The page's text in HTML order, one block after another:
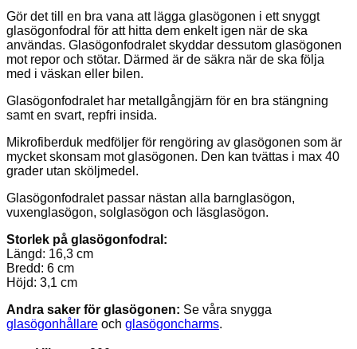
Gör det till en bra vana att lägga glasögonen i ett snyggt
glasögonfodral för att hitta dem enkelt igen när de ska
användas. Glasögonfodralet skyddar dessutom glasögonen
mot repor och stötar. Därmed är de säkra när de ska följa
med i väskan eller bilen.
Glasögonfodralet har metallgångjärn för en bra stängning
samt en svart, repfri insida.
Mikrofiberduk medföljer för rengöring av glasögonen som är
mycket skonsam mot glasögonen. Den kan tvättas i max 40
grader utan sköljmedel.
Glasögonfodralet passar nästan alla barnglasögon,
vuxenglasögon, solglasögon och läsglasögon.
Storlek på glasögonfodral:
Längd: 16,3 cm
Bredd: 6 cm
Höjd: 3,1 cm
Andra saker för glasögonen: Se våra snygga
glasögonhållare och glasögoncharms.